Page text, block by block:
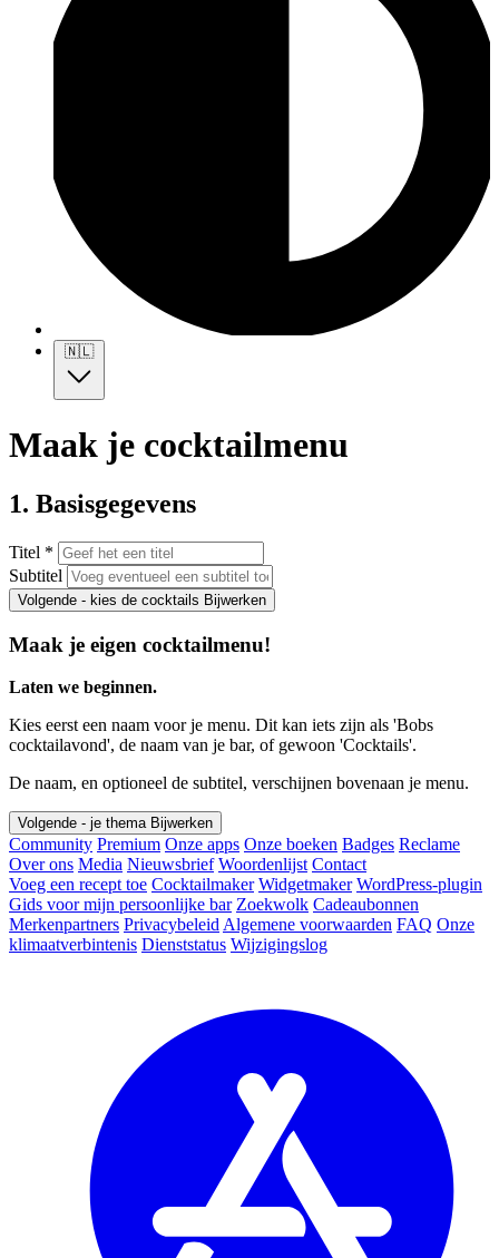
🇳🇱
Maak je cocktailmenu
1. Basisgegevens
Titel *
Subtitel
Volgende - kies de cocktails Bijwerken
Maak je eigen cocktailmenu!
Laten we beginnen.
Kies eerst een naam voor je menu. Dit kan iets zijn als 'Bobs
cocktailavond', de naam van je bar, of gewoon 'Cocktails'.
De naam, en optioneel de subtitel, verschijnen bovenaan je menu.
Volgende - je thema Bijwerken
Community Premium Onze apps Onze boeken Badges Reclame
Over ons Media Nieuwsbrief Woordenlijst Contact
Voeg een recept toe Cocktailmaker Widgetmaker WordPress-plugin
Gids voor mijn persoonlijke bar Zoekwolk Cadeaubonnen
Merkenpartners Privacybeleid Algemene voorwaarden FAQ Onze
klimaatverbintenis Dienststatus Wijzigingslog